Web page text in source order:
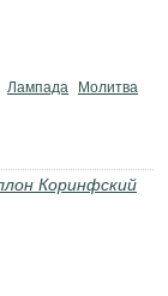
Лампада Молитва
Коринфский